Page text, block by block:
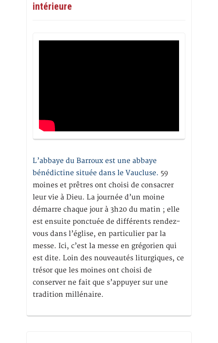
intérieure
L’abbaye du Barroux est une abbaye
bénédictine située dans le Vaucluse. 59
moines et prêtres ont choisi de consacrer
leur vie à Dieu. La journée d’un moine
démarre chaque jour à 3h20 du matin ; elle
est ensuite ponctuée de différents rendez-
vous dans l’église, en particulier par la
messe. Ici, c’est la messe en grégorien qui
est dite. Loin des nouveautés liturgiques, ce
trésor que les moines ont choisi de
conserver ne fait que s’appuyer sur une
tradition millénaire.